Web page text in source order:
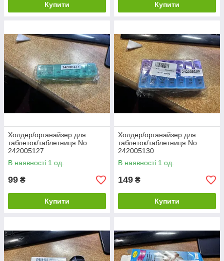
Купити Купити
Холдер/органайзер для
таблеток/таблетниця No
242005127
В наявності 1 од.
99 ₴
Купити
Холдер/органайзер для
таблеток/таблетниця No
242005130
В наявності 1 од.
149 ₴
Купити